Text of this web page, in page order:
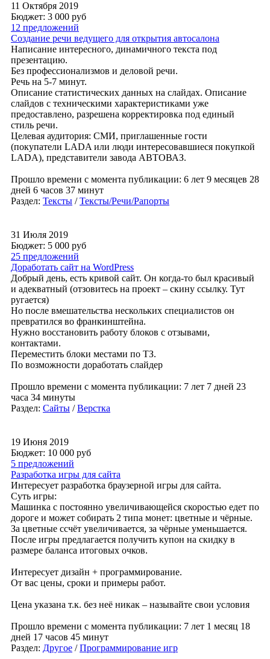
11 Октября 2019
Бюджет: 3 000 руб
12 предложений
Создание речи ведущего для открытия автосалона
Написание интересного, динамичного текста под
презентацию.
Без профессионализмов и деловой речи.
Речь на 5-7 минут.
Описание статистических данных на слайдах. Описание
слайдов с техническими характеристиками уже
предоставлено, разрешена корректировка под единый
стиль речи.
Целевая аудитория: СМИ, приглашенные гости
(покупатели LADA или люди интересовавшиеся покупкой
LADA), представители завода АВТОВАЗ.
Прошло времени с момента публикации: 6 лет 9 месяцев 28
дней 6 часов 37 минут
Раздел: Тексты /Тексты/Речи/Рапорты
31 Июля 2019
Бюджет: 5 000 руб
25 предложений
Доработать сайт на WordPress
Добрый день, есть кривой сайт. Он когда-то был красивый
и адекватный (отзовитесь на проект – скину ссылку. Тут
ругается)
Но после вмешательства нескольких специалистов он
превратился во франкинштейна.
Нужно восстановить работу блоков с отзывами,
контактами.
Переместить блоки местами по ТЗ.
По возможности доработать слайдер
Прошло времени с момента публикации: 7 лет 7 дней 23
часа 34 минуты
Раздел: Сайты /Верстка
19 Июня 2019
Бюджет: 10 000 руб
5 предложений
Разработка игры для сайта
Интересует разработка браузерной игры для сайта.
Суть игры:
Машинка с постоянно увеличивающейся скоростью едет по
дороге и может собирать 2 типа монет: цветные и чёрные.
За цветные ссчёт увеличивается, за чёрные уменьшается.
После игры предлагается получить купон на скидку в
размере баланса итоговых очков.
Интересует дизайн + программирование.
От вас цены, сроки и примеры работ.
Цена указана т.к. без неё никак – называйте свои условия
Прошло времени с момента публикации: 7 лет 1 месяц 18
дней 17 часов 45 минут
Раздел: Другое /Программирование игр